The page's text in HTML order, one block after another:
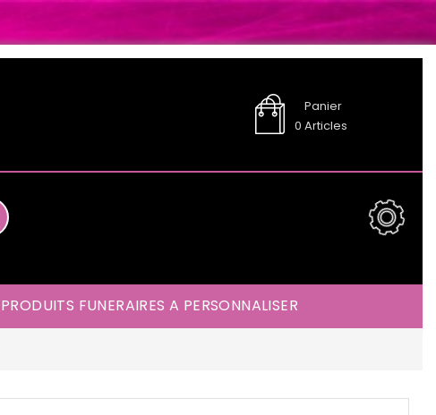
Panier
0 Articles
PRODUITS FUNERAIRES A PERSONNALISER